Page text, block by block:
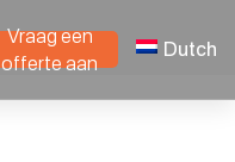
Vraag een
offerte aan
Dutch